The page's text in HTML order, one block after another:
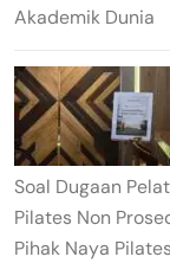
Akademik Dunia
Soal Dugaan
Pilates Non
Pihak Naya